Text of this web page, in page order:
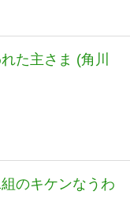
た主さま (角川
のキケンなうわ